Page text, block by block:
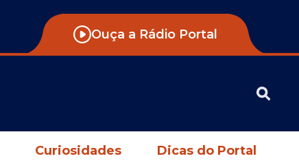
Ouça a Rádio Portal
Curiosidades Dicas do Portal